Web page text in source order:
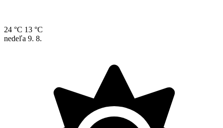
24 °C 13 °C
nedeľa 9. 8.